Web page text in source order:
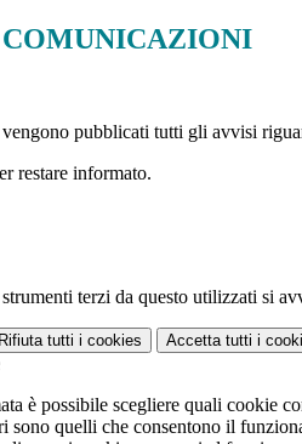
vengono pubblicati tutti gli avvisi
restare informato.
terzi da questo utilizzati si
Rifiuta tutti i cookies Accetta tutti i
è possibile scegliere quali cookie
sono quelli che consentono il